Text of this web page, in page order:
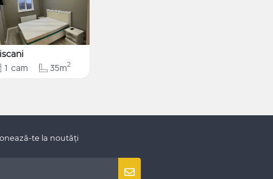
1 cam 35m2
te la noutăți